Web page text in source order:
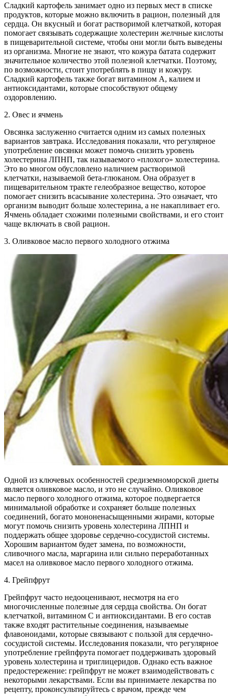
Сладкий картофель занимает одно из первых мест в списке
продуктов, которые можно включить в рацион, полезный для
сердца. Он вкусный и богат растворимой клетчаткой, которая
помогает связывать содержащие холестерин желчные кислоты
в пищеварительной системе, чтобы они могли быть выведены
из организма. Многие не знают, что кожура батата содержит
значительное количество этой полезной клетчатки. Поэтому,
по возможности, стоит употреблять в пищу и кожуру.
Сладкий картофель также богат витамином А, калием и
антиоксидантами, которые способствуют общему
оздоровлению.
2. Овес и ячмень
Овсянка заслуженно считается одним из самых полезных
вариантов завтрака. Исследования показали, что регулярное
употребление овсянки может помочь снизить уровень
холестерина ЛПНП, так называемого «плохого» холестерина.
Это во многом обусловлено наличием растворимой
клетчатки, называемой бета-глюканом. Она образует в
пищеварительном тракте гелеобразное вещество, которое
помогает снизить всасывание холестерина. Это означает, что
организм выводит больше холестерина, а не накапливает его.
Ячмень обладает схожими полезными свойствами, и его стоит
чаще включать в свой рацион.
3. Оливковое масло первого холодного отжима
Одной из ключевых особенностей средиземноморской диеты
является оливковое масло, и это не случайно. Оливковое
масло первого холодного отжима, которое подвергается
минимальной обработке и сохраняет больше полезных
соединений, богато мононенасыщенными жирами, которые
могут помочь снизить уровень холестерина ЛПНП и
поддержать общее здоровье сердечно-сосудистой системы.
Хорошим вариантом будет замена, по возможности,
сливочного масла, маргарина или сильно переработанных
масел на оливковое масло первого холодного отжима.
4. Грейпфрут
Грейпфрут часто недооценивают, несмотря на его
многочисленные полезные для сердца свойства. Он богат
клетчаткой, витамином С и антиоксидантами. В его состав
также входят растительные соединения, называемые
флавоноидами, которые связывают с пользой для сердечно-
сосудистой системы. Исследования показали, что регулярное
употребление грейпфрута помогает поддерживать здоровый
уровень холестерина и триглицеридов. Однако есть важное
предостережение: грейпфрут не может взаимодействовать с
некоторыми лекарствами. Если вы принимаете лекарства по
рецепту, проконсультируйтесь с врачом, прежде чем